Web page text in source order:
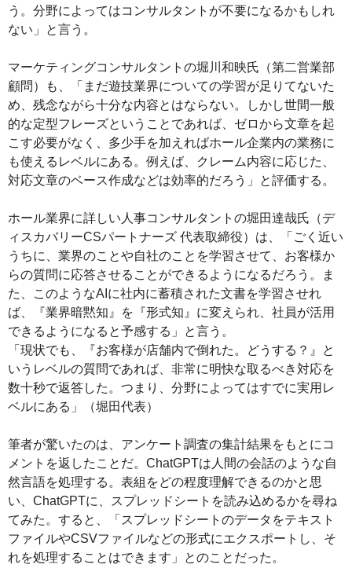
う。分野によってはコンサルタントが不要になるかもしれ
ない」と言う。
マーケティングコンサルタントの堀川和映氏（第二営業部
顧問）も、「まだ遊技業界についての学習が足りてないた
め、残念ながら十分な内容とはならない。しかし世間一般
的な定型フレーズということであれば、ゼロから文章を起
こす必要がなく、多少手を加えればホール企業内の業務に
も使えるレベルにある。例えば、クレーム内容に応じた、
対応文章のベース作成などは効率的だろう」と評価する。
ホール業界に詳しい人事コンサルタントの堀田達哉氏（デ
ィスカバリーCSパートナーズ 代表取締役）は、「ごく近い
うちに、業界のことや自社のことを学習させて、お客様か
らの質問に応答させることができるようになるだろう。ま
た、このようなAIに社内に蓄積された文書を学習させれ
ば、『業界暗黙知』を『形式知』に変えられ、社員が活用
できるようになると予感する」と言う。
「現状でも、『お客様が店舗内で倒れた。どうする？』と
いうレベルの質問であれば、非常に明快な取るべき対応を
数十秒で返答した。つまり、分野によってはすでに実用レ
ベルにある」（堀田代表）
筆者が驚いたのは、アンケート調査の集計結果をもとにコ
メントを返したことだ。ChatGPTは人間の会話のような自
然言語を処理する。表組をどの程度理解できるのかと思
い、ChatGPTに、スプレッドシートを読み込めるかを尋ね
てみた。すると、「スプレッドシートのデータをテキスト
ファイルやCSVファイルなどの形式にエクスポートし、そ
れを処理することはできます」とのことだった。